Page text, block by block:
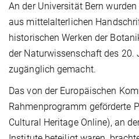
An der Universität Bern
aus mittelalterlichen
historischen Werken der
der Naturwissenschaft des
zugänglich gemacht.
Das von der Europäischen
Rahmenprogramm geförderte
Cultural Heritage Online), an